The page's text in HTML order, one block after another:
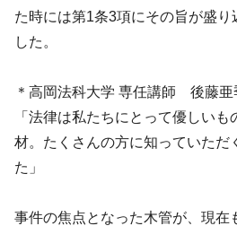
た時には第1条3項にその旨が盛り
した。
＊高岡法科大学 専任講師 後藤亜
「法律は私たちにとって優しい
材。たくさんの方に知っていただ
た」
事件の焦点となった木管が、現在